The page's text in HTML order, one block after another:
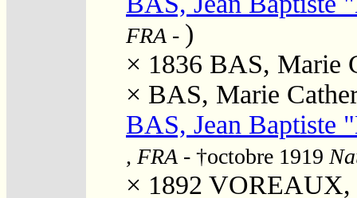
FRA - )
× 1836 BAS, Marie
× BAS, Marie
BAS, Jean Baptiste
, FRA - †octobre 1919
× 1892 VOREAUX,